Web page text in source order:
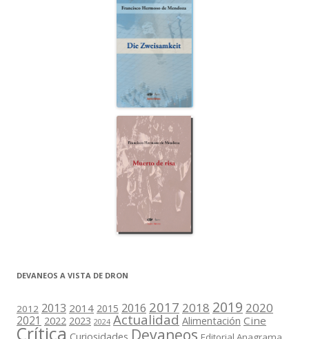
DEVANEOS A VISTA DE DRON
2012 2013 2014 2015 2016 2017 2018 2019 2020
2021 2022 2023 2024 Actualidad Alimentación Cine
Crítica Devaneos